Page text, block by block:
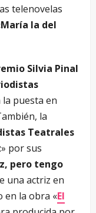
telenovelas
María la del
Silvia Pinal
puesta en
la
Teatrales
» por sus
pero tengo
una actriz en
en la obra «El